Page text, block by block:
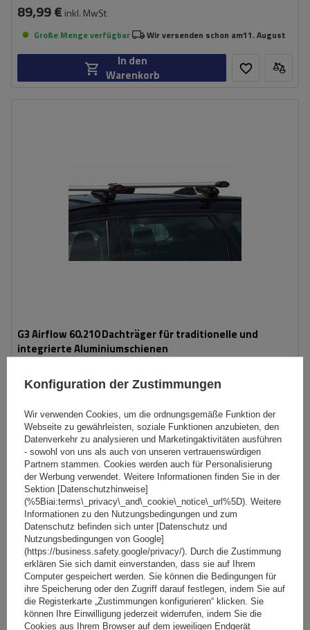
89,99 € inkl. MwSt
Große Menge verfügbar Wir versenden schon am11. August
In den
Warenkorb
G3 Airflow 60.210 Dachträger für traditionelle und
integrierte Aluminiumschienen
149,99 €
Große Menge verfügbar Wir versenden schon am11. August
In den
Warenkorb
Konfiguration der Zustimmungen
Wir verwenden Cookies, um die ordnungsgemäße Funktion der
Webseite zu gewährleisten, soziale Funktionen anzubieten, den
Datenverkehr zu analysieren und Marketingaktivitäten ausführen
- sowohl von uns als auch von unseren vertrauenswürdigen
Partnern stammen. Cookies werden auch für Personalisierung
der Werbung verwendet. Weitere Informationen finden Sie in der
Sektion [Datenschutzhinweise]
(%5Biai:terms\_privacy\_and\_cookie\_notice\_url%5D). Weitere
Informationen zu den Nutzungsbedingungen und zum
Datenschutz befinden sich unter [Datenschutz und
Nutzungsbedingungen von Google]
(https://business.safety.google/privacy/). Durch die Zustimmung
erklären Sie sich damit einverstanden, dass sie auf Ihrem
Computer gespeichert werden. Sie können die Bedingungen für
ihre Speicherung oder den Zugriff darauf festlegen, indem Sie auf
die Registerkarte „Zustimmungen konfigurieren“ klicken. Sie
können Ihre Einwilligung jederzeit widerrufen, indem Sie die
Cookies aus Ihrem Browser auf dem jeweiligen Endgerät